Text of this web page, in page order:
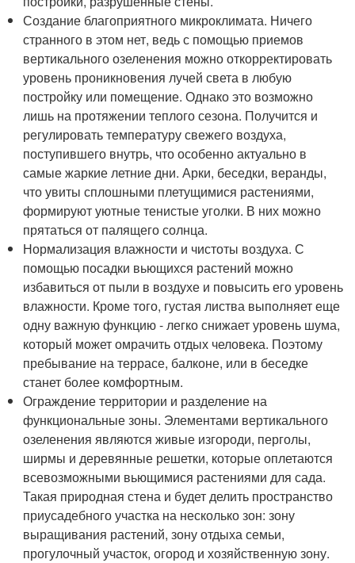
Создание благоприятного микроклимата. Ничего
странного в этом нет, ведь с помощью приемов
вертикального озеленения можно откорректировать
уровень проникновения лучей света в любую
постройку или помещение. Однако это возможно
лишь на протяжении теплого сезона. Получится и
регулировать температуру свежего воздуха,
поступившего внутрь, что особенно актуально в
самые жаркие летние дни. Арки, беседки, веранды,
что увиты сплошными плетущимися растениями,
формируют уютные тенистые уголки. В них можно
прятаться от палящего солнца.
Нормализация влажности и чистоты воздуха. С
помощью посадки вьющихся растений можно
избавиться от пыли в воздухе и повысить его уровень
влажности. Кроме того, густая листва выполняет еще
одну важную функцию - легко снижает уровень шума,
который может омрачить отдых человека. Поэтому
пребывание на террасе, балконе, или в беседке
станет более комфортным.
Ограждение территории и разделение на
функциональные зоны. Элементами вертикального
озеленения являются живые изгороди, перголы,
ширмы и деревянные решетки, которые оплетаются
всевозможными вьющимися растениями для сада.
Такая природная стена и будет делить пространство
приусадебного участка на несколько зон: зону
выращивания растений, зону отдыха семьи,
прогулочный участок, огород и хозяйственную зону.